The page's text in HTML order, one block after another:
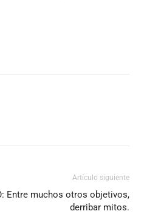
Artículo siguiente
Entre muchos otros objetivos,
derribar mitos.